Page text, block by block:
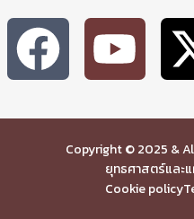
Copyright © 2025 &
ยุทธศาสตร์และ
Cookie policy